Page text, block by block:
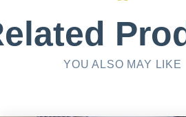
YOU ALSO MAY LIKE